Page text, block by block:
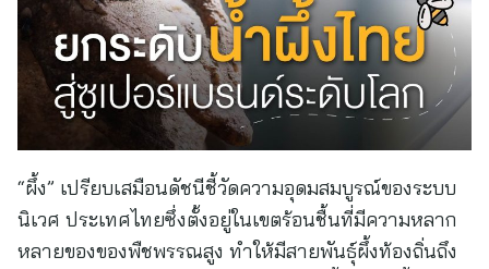
“ผึ้ง” เปรียบเสมือนดัชนีชี้วัดความอุดมสมบูรณ์ของระบบ
นิเวศ ประเทศไทยซึ่งตั้งอยู่ในเขตร้อนชื้นที่มีความหลาก
หลายของของพืชพรรณสูง ทำให้มีสายพันธุ์ผึ้งท้องถิ่นถึง